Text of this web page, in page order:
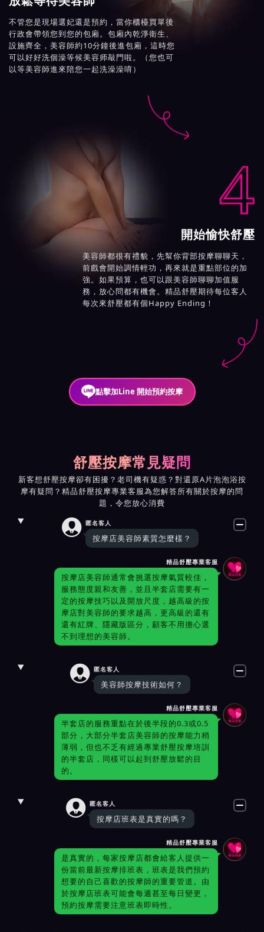
不管您是現場選妃還是預約，當你櫃檯買單後
行政會帶領您到您的包廂。包廂內乾淨衛生、
設施齊全，美容師約10分鐘後進包廂，這時您
可以好好洗個澡等候美容师敲門啦。（您也可
以等美容師進來陪您一起洗澡澡唷）

4
開始愉快舒壓
美容師都很有禮貌，先幫你背部按摩聊聊天，
前戲會開始調情輕功，再來就是重點部位的加
強。如果預算，也可以跟美容師聊聊加值服
務，放心問都有機會。精品舒壓期待每位客人
每次來舒壓都有個Happy Ending！
點擊加Line 開始預約按摩
舒壓按摩常見疑問
新客想舒壓按摩卻有困擾？老司機有疑惑？對還原A片泡泡浴按
摩有疑問？精品舒壓按摩專業客服為您解答所有關於按摩的問
題，令您放心消費
 匿名客人
按摩店美容師素質怎麼樣？
精品舒壓專業客服
按摩店美容師通常會挑選按摩氣質較佳，
服務態度親和友善，並且半套店需要有一
定的按摩技巧以及開放尺度，越高級的按
摩店對美容師的要求越高，更高級的還有
還有紅牌、隱藏版區分，顧客不用擔心選
不到理想的美容師。
 匿名客人
美容師按摩技術如何？
精品舒壓專業客服
半套店的服務重點在於後半段的0.3或0.5
部分，大部分半套店美容師的按摩能力稍
薄弱，但也不乏有經過專業舒壓按摩培訓
的半套店，同樣可以起到舒壓放鬆的目
的。
 匿名客人
按摩店班表是真實的嗎？
精品舒壓專業客服
是真實的，每家按摩店都會給客人提供一
份當前最新按摩排班表，班表是我們預約
想要的自己喜歡的按摩師的重要管道。由
於按摩店班表可能會每週甚至每日變更，
預約按摩需要注意班表即時性。